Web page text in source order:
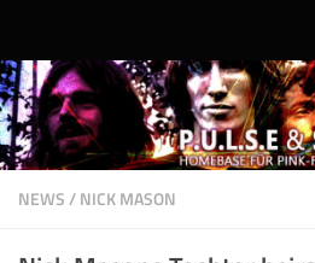
NEWS/NICK MASON